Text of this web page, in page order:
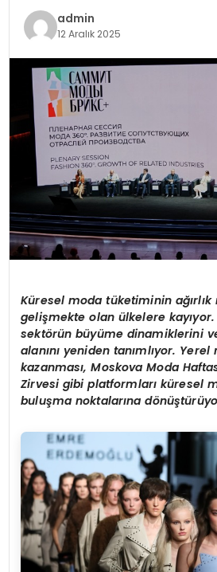
MAGAZIN
KÜLTÜR & SANAT
SPOR
SAĞLIK
admin
12 Aralık 2025
Küresel moda tüketiminin ağırlık
gelişmekte olan ülkelere kayıyor.
sektörün büyüme dinamiklerini
alanınıyeniden tanımlıyor. Yerel
kazanması, Moskova Moda
Zirvesi gibi platformları küresel
buluşma noktalarına dönüştürü